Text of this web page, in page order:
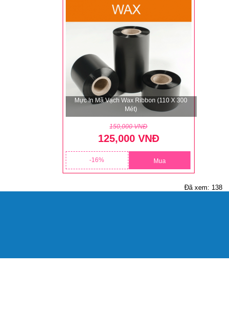
Mực In Mã Vạch Wax Ribbon (110 X 300
Mét)
150,000 VNĐ
125,000 VNĐ
16 Mua
Đã xem: 138